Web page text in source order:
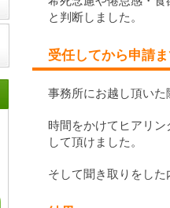
と判断しました。
受任してから申請
事務所にお越し頂いた
時間をかけてヒアリ
して頂けました。
そして聞き取りをした